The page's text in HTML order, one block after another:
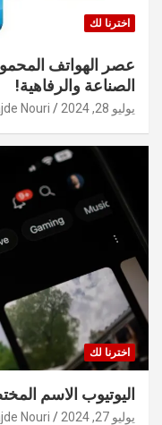
اخترنا لك
عصر الهواتف
الصناعة والرفاهية!
يوليو 28, 2024 Nouri
اخترنا لك
اليوتيوب الاسم
يوليو 27, 2024 Nouri